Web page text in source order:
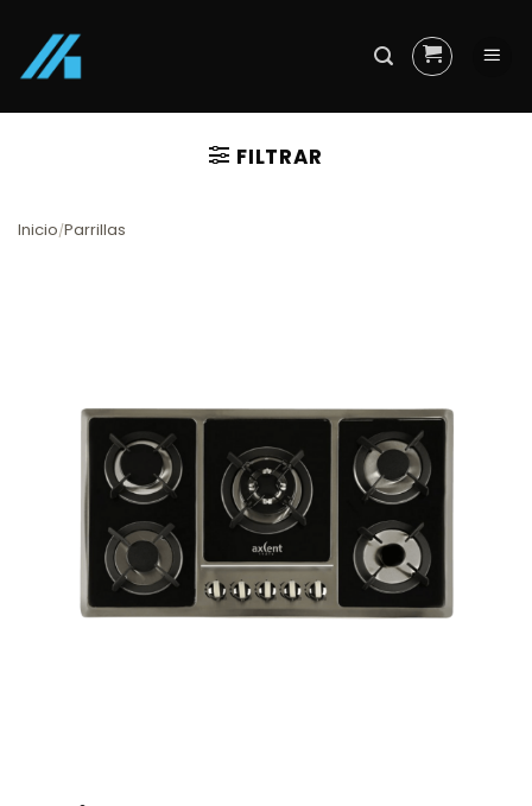
content
FILTRAR
Inicio/Parrillas